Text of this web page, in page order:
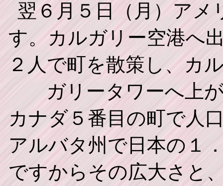
翌６月５日（月）ア
す。カルガリー空港へ
２人で町を散策し、カ
ガリータワーへ上
カナダ５番目の町で人
アルバタ州で日本の１
ですからその広大さと